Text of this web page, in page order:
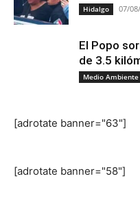
Hidalgo 07/
El Popo
de 3.5
Medio Ambiente
[adrotate banner="63"]
[adrotate banner="58"]